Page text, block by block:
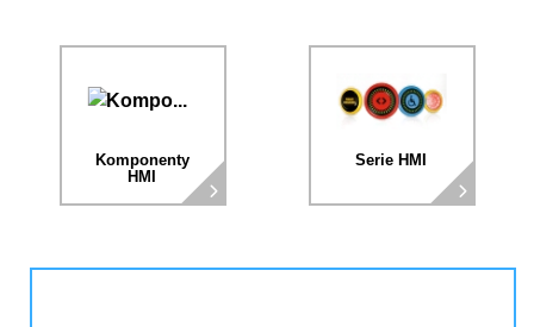
Komponenty
HMI
Serie HMI